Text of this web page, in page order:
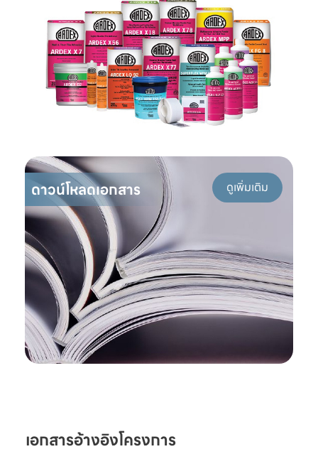
ดาวน์โหลดเอกสาร ดูเพิ่มเติม
เอกสารอ้างอิงโครงการ